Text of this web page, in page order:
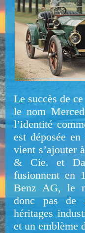
Le succès de
le nom
l’identité
est déposée
vient s’ajouter
& Cie. et
fusionnent en
Benz AG, le
donc pas de
héritages
et un emblème